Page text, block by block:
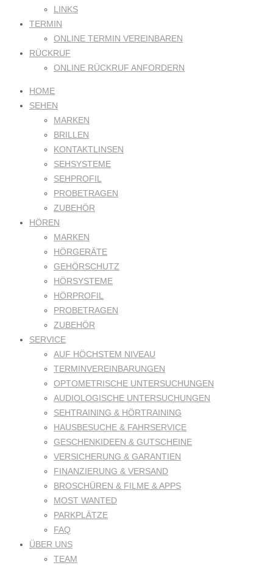
LINKS
TERMIN
ONLINE TERMIN VEREINBAREN
RÜCKRUF
ONLINE RÜCKRUF ANFORDERN
HOME
SEHEN
MARKEN
BRILLEN
KONTAKTLINSEN
SEHSYSTEME
SEHPROFIL
PROBETRAGEN
ZUBEHÖR
HÖREN
MARKEN
HÖRGERÄTE
GEHÖRSCHUTZ
HÖRSYSTEME
HÖRPROFIL
PROBETRAGEN
ZUBEHÖR
SERVICE
AUF HÖCHSTEM NIVEAU
TERMINVEREINBARUNGEN
OPTOMETRISCHE UNTERSUCHUNGEN
AUDIOLOGISCHE UNTERSUCHUNGEN
SEHTRAINING & HÖRTRAINING
HAUSBESUCHE & FAHRSERVICE
GESCHENKIDEEN & GUTSCHEINE
VERSICHERUNG & GARANTIEN
FINANZIERUNG & VERSAND
BROSCHÜREN & FILME & APPS
MOST WANTED
PARKPLÄTZE
FAQ
ÜBER UNS
TEAM